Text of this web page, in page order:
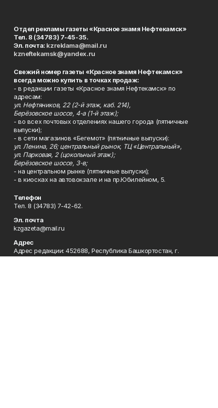
Отдел рекламы газеты «Красное знамя Нефтекамск»
Тел. 8 (34783) 7-45-35.
Эл. почта: kzreklama@mail.ru
kzneftekamsk@yandex.ru
Свежий номер газеты «Красное знамя Нефтекамск»
всегда можно купить в точках продаж:
- в редакции газеты «Красное знамя Нефтекамск» по
адресам:
ул. Нефтяников, 22 (2-й этаж, каб. 214),
Берёзовское шоссе, 4-а (1-й этаж);
- во всех почтовых отделениях нашего города (пятничные
выпуски);
- в сети магазинов «Бегемот» (пятничные выпуски):
ул. Ленина, 26; центральный рынок, ТЦ «Центральный»,
ул. Парковая, 2 (цокольный этаж);
Берёзовское шоссе, 3-в;
- на центральном рынке (пятничные выпуски);
- в киосках на автовокзале и на пр.Юбилейном, 5.
Телефон
Тел. 8 (34783) 7-42-62.
Эл. почта
kzgazeta@mail.ru
Адрес
Адрес редакции: 452688, Республика Башкортостан, г.
Нефтекамск, Берёзовское шоссе, 4-а, 3-й этаж.